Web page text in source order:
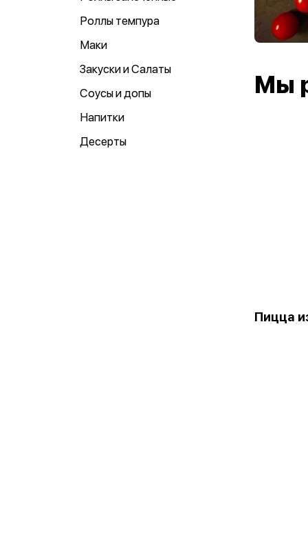
Роллы темпура
Маки
Закуски и Салаты
Соусы и допы
Напитки
Десерты
Мы
Пицца